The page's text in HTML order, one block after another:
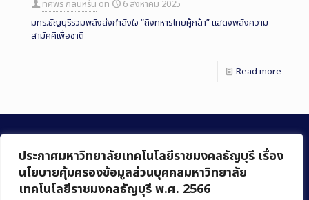
ประกาศมหาวิทยาลัยเทคโนโลยีราชมงคลธัญบุรี เรื่อง
นโยบายคุ้มครองข้อมูลส่วนบุคคลมหาวิทยาลัย
เทคโนโลยีราชมงคลธัญบุรี พ.ศ. 2566
ทศพร กลิ่นหรั่น on
6 สิงหาคม 2025
มทร.ธัญบุรีรวมพลังส่งกำลังใจ “ถึงทหารไทยผู้กล้า” แสดงพลังความ
สามัคคีเพื่อชาติ
Read more
คณะบริหารธุรกิจ